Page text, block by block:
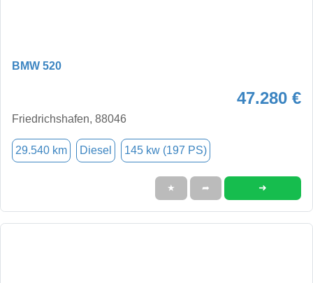
BMW 520
47.280 €
Friedrichshafen, 88046
29.540 km Diesel 145 kw (197 PS)
★ ➦ ➜